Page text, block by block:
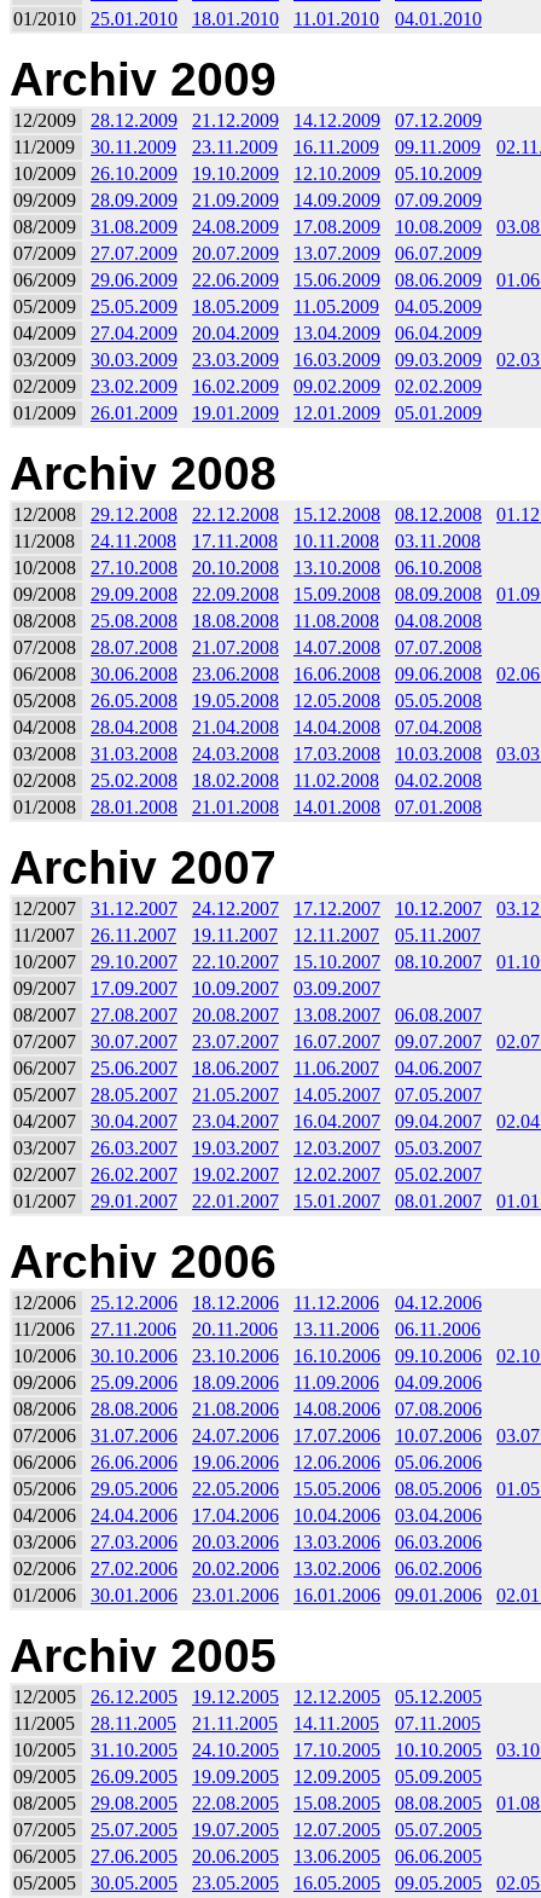
01/2010
25.01.2010 18.01.2010 11.01.2010 04.01.2010
Archiv 2009
12/2009 28.12.2009 21.12.2009 14.12.2009
07.12.2009
11/2009
30.11.2009 23.11.2009 16.11.2009 09.11.2009
10/2009
26.10.2009 19.10.2009 12.10.2009
05.10.2009
09/2009
28.09.2009 21.09.2009 14.09.2009
07.09.2009
08/2009
31.08.2009 24.08.2009 17.08.2009 10.08.2009
07/2009
27.07.2009 20.07.2009 13.07.2009
06.07.2009
06/2009
29.06.2009 22.06.2009 15.06.2009 08.06.2009
05/2009
25.05.2009 18.05.2009 11.05.2009
04.05.2009
04/2009
27.04.2009 20.04.2009 13.04.2009
06.04.2009
03/2009
30.03.2009 23.03.2009 16.03.2009 09.03.2009
02/2009
23.02.2009 16.02.2009 09.02.2009
02.02.2009
01/2009
26.01.2009 19.01.2009 12.01.2009 05.01.2009
Archiv 2008
12/2008 29.12.2008 22.12.2008 15.12.2008 08.12.2008
11/2008
24.11.2008 17.11.2008 10.11.2008
03.11.2008
10/2008
27.10.2008 20.10.2008 13.10.2008
06.10.2008
09/2008
29.09.2008 22.09.2008 15.09.2008 08.09.2008
08/2008
25.08.2008 18.08.2008 11.08.2008
04.08.2008
07/2008
28.07.2008 21.07.2008 14.07.2008
07.07.2008
06/2008
30.06.2008 23.06.2008 16.06.2008 09.06.2008
05/2008
26.05.2008 19.05.2008 12.05.2008
05.05.2008
04/2008
28.04.2008 21.04.2008 14.04.2008
07.04.2008
03/2008
31.03.2008 24.03.2008 17.03.2008 10.03.2008
02/2008
25.02.2008 18.02.2008 11.02.2008
04.02.2008
01/2008
28.01.2008 21.01.2008 14.01.2008 07.01.2008
Archiv 2007
12/2007 31.12.2007 24.12.2007 17.12.2007 10.12.2007
11/2007
26.11.2007 19.11.2007 12.11.2007
05.11.2007
10/2007
29.10.2007 22.10.2007 15.10.2007 08.10.2007
09/2007
17.09.2007 10.09.2007
03.09.2007
08/2007
27.08.2007 20.08.2007 13.08.2007
06.08.2007
07/2007
30.07.2007 23.07.2007 16.07.2007 09.07.2007
06/2007
25.06.2007 18.06.2007 11.06.2007
04.06.2007
05/2007
28.05.2007 21.05.2007 14.05.2007
07.05.2007
04/2007
30.04.2007 23.04.2007 16.04.2007 09.04.2007
03/2007
26.03.2007 19.03.2007 12.03.2007
05.03.2007
02/2007
26.02.2007 19.02.2007 12.02.2007
05.02.2007
01/2007
29.01.2007 22.01.2007 15.01.2007 08.01.2007
Archiv 2006
12/2006 25.12.2006 18.12.2006 11.12.2006
04.12.2006
11/2006
27.11.2006 20.11.2006 13.11.2006
06.11.2006
10/2006
30.10.2006 23.10.2006 16.10.2006 09.10.2006
09/2006
25.09.2006 18.09.2006 11.09.2006
04.09.2006
08/2006
28.08.2006 21.08.2006 14.08.2006
07.08.2006
07/2006
31.07.2006 24.07.2006 17.07.2006 10.07.2006
06/2006
26.06.2006 19.06.2006 12.06.2006
05.06.2006
05/2006
29.05.2006 22.05.2006 15.05.2006 08.05.2006
04/2006
24.04.2006 17.04.2006 10.04.2006
03.04.2006
03/2006
27.03.2006 20.03.2006 13.03.2006
06.03.2006
02/2006
27.02.2006 20.02.2006 13.02.2006
06.02.2006
01/2006
30.01.2006 23.01.2006 16.01.2006 09.01.2006
Archiv 2005
12/2005 26.12.2005 19.12.2005 12.12.2005
05.12.2005
11/2005
28.11.2005 21.11.2005 14.11.2005
07.11.2005
10/2005
31.10.2005 24.10.2005 17.10.2005 10.10.2005
09/2005
26.09.2005 19.09.2005 12.09.2005
05.09.2005
08/2005
29.08.2005 22.08.2005 15.08.2005 08.08.2005
07/2005
25.07.2005 19.07.2005 12.07.2005
05.07.2005
06/2005
27.06.2005 20.06.2005 13.06.2005
06.06.2005
05/2005
30.05.2005 23.05.2005 16.05.2005 09.05.2005